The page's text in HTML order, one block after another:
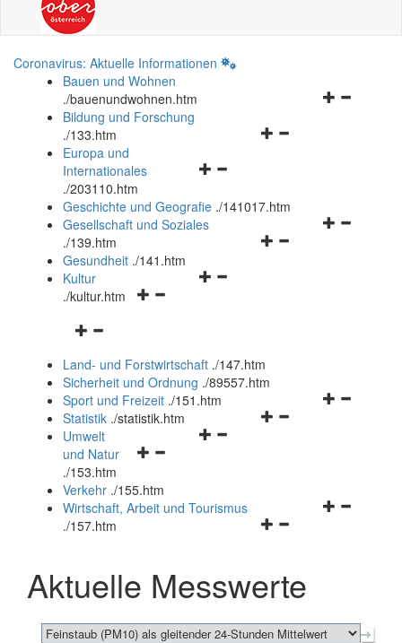
Coronavirus: Aktuelle Informationen
Bauen und Wohnen
./bauenundwohnen.htm
Navigationsmenü
Bildung und Forschung
./133.htm
Navigationsmenü
und
schließen
Europa und
Internationales
./203110.htm
Geschichte und Geografie ./141017.htm
Navigationsmenü
Gesellschaft und Soziales
./139.htm
Navigationsmenü
Gesundheit ./141.htm
Navigationsmenü
Kultur
./kultur.htm
Navigationsmenü
und
schließen
Land- und Forstwirtschaft ./147.htm
Sicherheit und Ordnung ./89557.htm
Navigationsmenü
Sport und Freizeit ./151.htm
Navigationsmenü
Statistik ./statistik.htm
Navigationsmenü
und
schließen
Umwelt
und Natur
./153.htm
Verkehr ./155.htm
Navigationsmenü
schließen
Wirtschaft, Arbeit und Tourismus
./157.htm
Aktuelle Messwerte